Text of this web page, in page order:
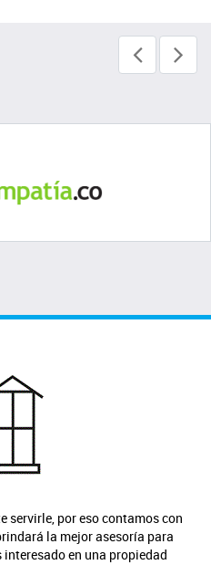
servirle, por eso contamos con
la mejor asesoría para
en una propiedad